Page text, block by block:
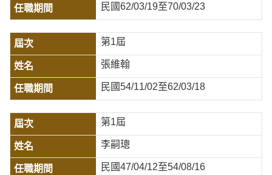
民國62/03/19至70/03/23
第1屆
張維翰
民國54/11/02至62/03/18
第1屆
李嗣璁
民國47/04/12至54/08/16